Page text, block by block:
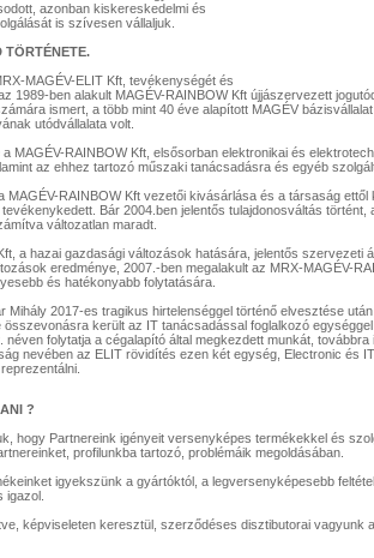
azonban kiskereskedelmi és
is szívesen vállaljuk.
TÖRTÉNETE.
MAGÉV-ELIT Kft, tevékenységét és
1989-ben alakult MAGÉV-RAINBOW Kft újjászervezett
ismert, a több mint 40 éve alapított MAGÉV
utódvállalata volt.
a MAGÉV-RAINBOW Kft, elsősorban elektronikai és
az ehhez tartozó műszaki tanácsadásra és egyéb
MAGÉV-RAINBOW Kft vezetői kivásárlása és a társaság
Bár 2004.ben jelentős tulajdonosváltás
változatlan maradt.
a hazai gazdasági változások hatására, jelentős szervezeti
eredménye, 2007.-ben megalakult az MRX-MAGÉV-
és hatékonyabb folytatására.
Mihály 2017-es tragikus hirtelenséggel történő elvesztése
került az IT tanácsadással foglalkozó
néven folytatja a cégalapító által megkezdett munkát,
nevében az ELIT rövidítés ezen két egység, Electronic és
?
hogy Partnereink igényeit versenyképes termékekkel és
profilunkba tartozó, problémáik megoldásában.
igyekszünk a gyártóktól, a legversenyképesebb
igazol.
képviseleten keresztül, szerződéses disztibutorai vagyunk